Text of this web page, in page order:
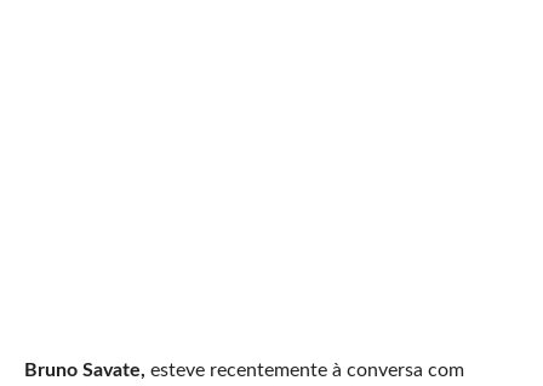
Bruno Savate, esteve recentemente à conversa com